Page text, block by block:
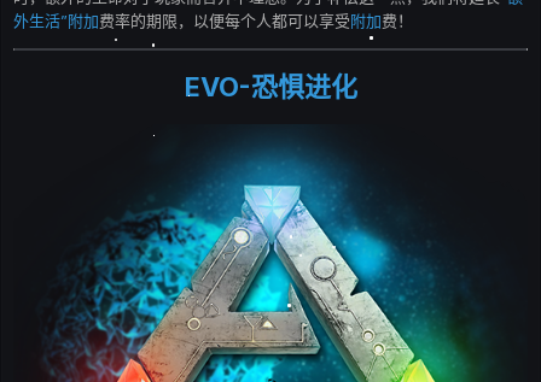
外生活”附加费率的期限，以便每个人都可以享受附加费！
EVO-恐惧进化